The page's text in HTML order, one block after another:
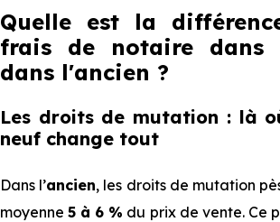
Quelle est la
frais de notaire
dans l'ancien ?
Les droits de mutation : là
neuf change tout
Dans l’ancien, les droits de mutation
moyenne5 à 6 % du prix de vente. Ce